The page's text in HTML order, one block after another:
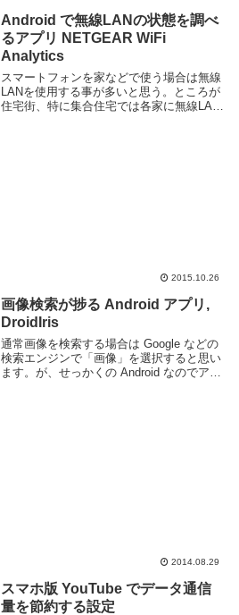
Android で無線LANの状態を調べ
るアプリ NETGEAR WiFi
Analytics
スマートフォンを家などで使う場合は無線
LANを使用する事が多いと思う。ところが
住宅街、特に集合住宅では各家に無線LAN
2015.10.26
画像検索が捗る Android アプリ,
DroidIris
通常画像を検索する場合は Google などの
検索エンジンで「画像」を選択すると思い
ます。が、せっかくの Android なのでアプ
2014.08.29
スマホ版 YouTube でデータ通信
量を節約する設定